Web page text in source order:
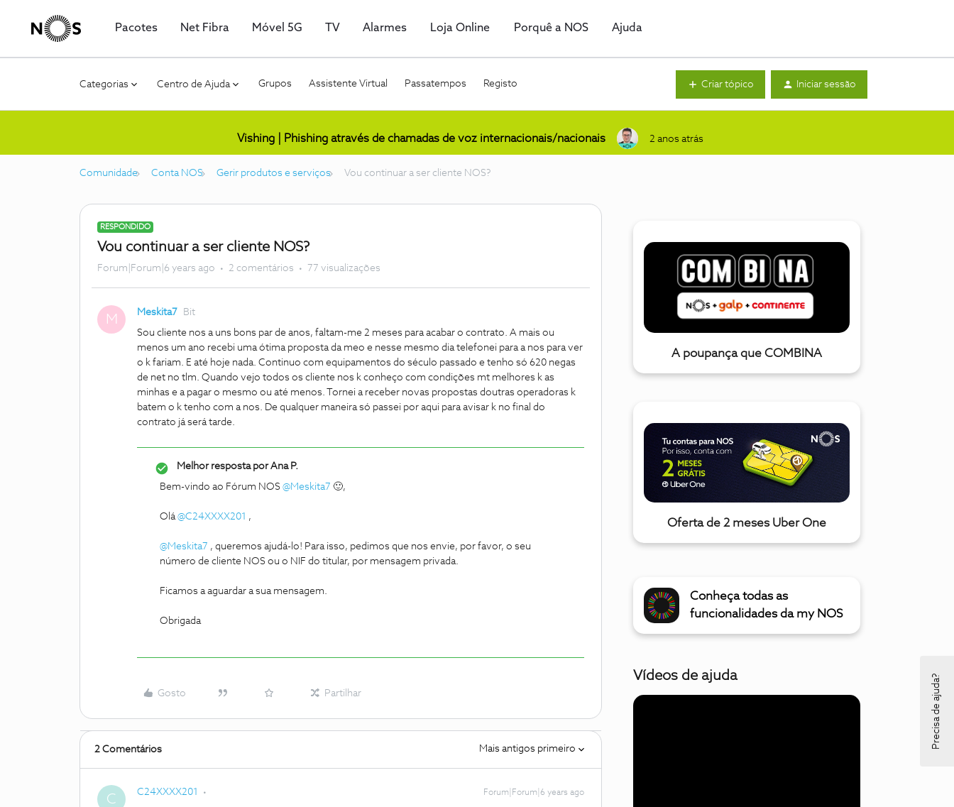
Pacotes Net Fibra Móvel 5G TV Alarmes Loja Online Porquê a NOS Ajuda
Categorias Centro de Ajuda Grupos Assistente Virtual Passatempos Registo Criar tópico Iniciar sessão
Vishing | Phishing através de chamadas de voz internacionais/nacionais 2 anos atrás
Comunidade Conta NOS Gerir produtos e serviços Vou continuar a ser cliente NOS?
RESPONDIDO
Vou continuar a ser cliente NOS?
Forum|Forum|6 years ago 2 comentários 77 visualizações
M Meskita7 Bit
Sou cliente nos a uns bons par de anos, faltam-me 2 meses para acabar o contrato. A mais ou
menos um ano recebi uma ótima proposta da meo e nesse mesmo dia telefonei para a nos para ver
o k fariam. E até hoje nada. Continuo com equipamentos do século passado e tenho só 620 negas
de net no tlm. Quando vejo todos os cliente nos k conheço com condições mt melhores k as
minhas e a pagar o mesmo ou até menos. Tornei a receber novas propostas doutras operadoras k
batem o k tenho com a nos. De qualquer maneira só passei por aqui para avisar k no final do
contrato já será tarde.
Melhor resposta porAna P.
Bem-vindo ao Fórum NOS @Meskita7 🙂,
Olá@C24XXXX201 ,
@Meskita7 , queremos ajudá-lo! Para isso, pedimos que nos envie, por favor, o seu
número de cliente NOS ou o NIF do titular, por mensagem privada.
Ficamos a aguardar a sua mensagem.
Obrigada
Gosto Partilhar
2 Comentários Mais antigos primeiro
C C24XXXX201 Forum|Forum|6 years ago
A poupança que COMBINA
Oferta de 2 meses Uber One
Conheça todas as
funcionalidades da my NOS
Vídeos de ajuda Precisa de ajuda?